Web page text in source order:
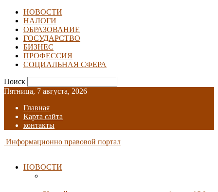
НОВОСТИ
НАЛОГИ
ОБРАЗОВАНИЕ
ГОСУДАРСТВО
БИЗНЕС
ПРОФЕССИЯ
СОЦИАЛЬНАЯ СФЕРА
Поиск
Пятница, 7 августа, 2026
Главная
Карта сайта
контакты
Информационно правовой портал
НОВОСТИ